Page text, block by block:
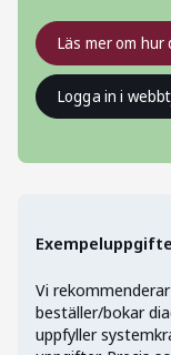
Läs mer om
Logga in i
Vi
beställer/bokar
uppfyller